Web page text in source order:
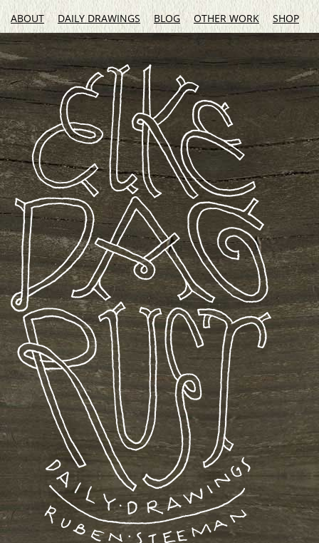
ABOUT DAILY DRAWINGS BLOG OTHER WORK SHOP